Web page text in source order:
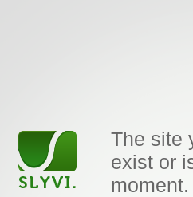
The site
exist or
moment.